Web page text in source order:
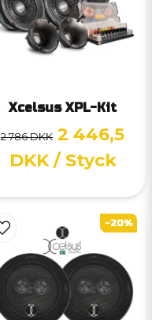
Xcelsus XPL-Kit
2 786 DKK 2 446,5
DKK / Styck
-20%